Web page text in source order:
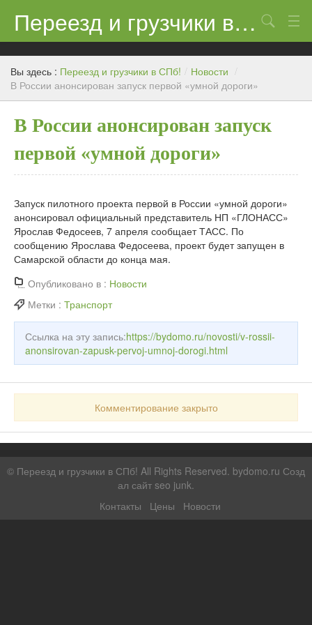
Переезд и грузчики в СПб!
Контакты
Цены
Поиск
Вы здесь : Переезд и грузчики в СПб! / Новости /
В России анонсирован запуск первой «умной дороги»
В России анонсирован запуск
первой «умной дороги»
Запуск пилотного проекта первой в России «умной дороги»
анонсировал официальный представитель НП «ГЛОНАСС»
Ярослав Федосеев, 7 апреля сообщает ТАСС. По
сообщению Ярослава Федосеева, проект будет запущен в
Самарской области до конца мая.
Опубликовано в : Новости
Метки : Транспорт
Ссылка на эту запись:https://bydomo.ru/novosti/v-rossii-
anonsirovan-zapusk-pervoj-umnoj-dorogi.html
Комментирование закрыто
© Переезд и грузчики в СПб! All Rights Reserved. bydomo.ru Созд
ал сайт seo junk.
Контакты
Цены Новости